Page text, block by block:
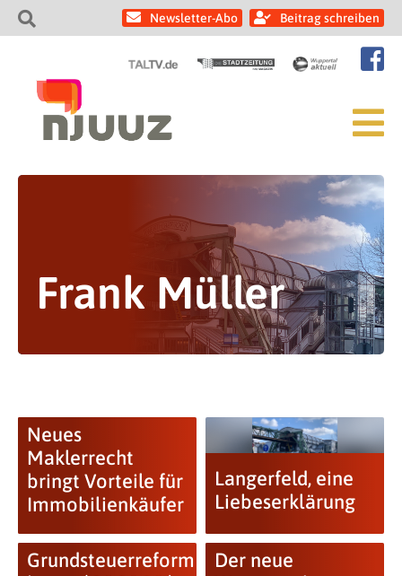
Newsletter-Abo Beitrag schreiben
Frank Müller
Neues
Maklerrecht
bringt Vorteile für
Immobilienkäufer
Langerfeld, eine
Liebeserklärung
Grundsteuerreform
Der neue